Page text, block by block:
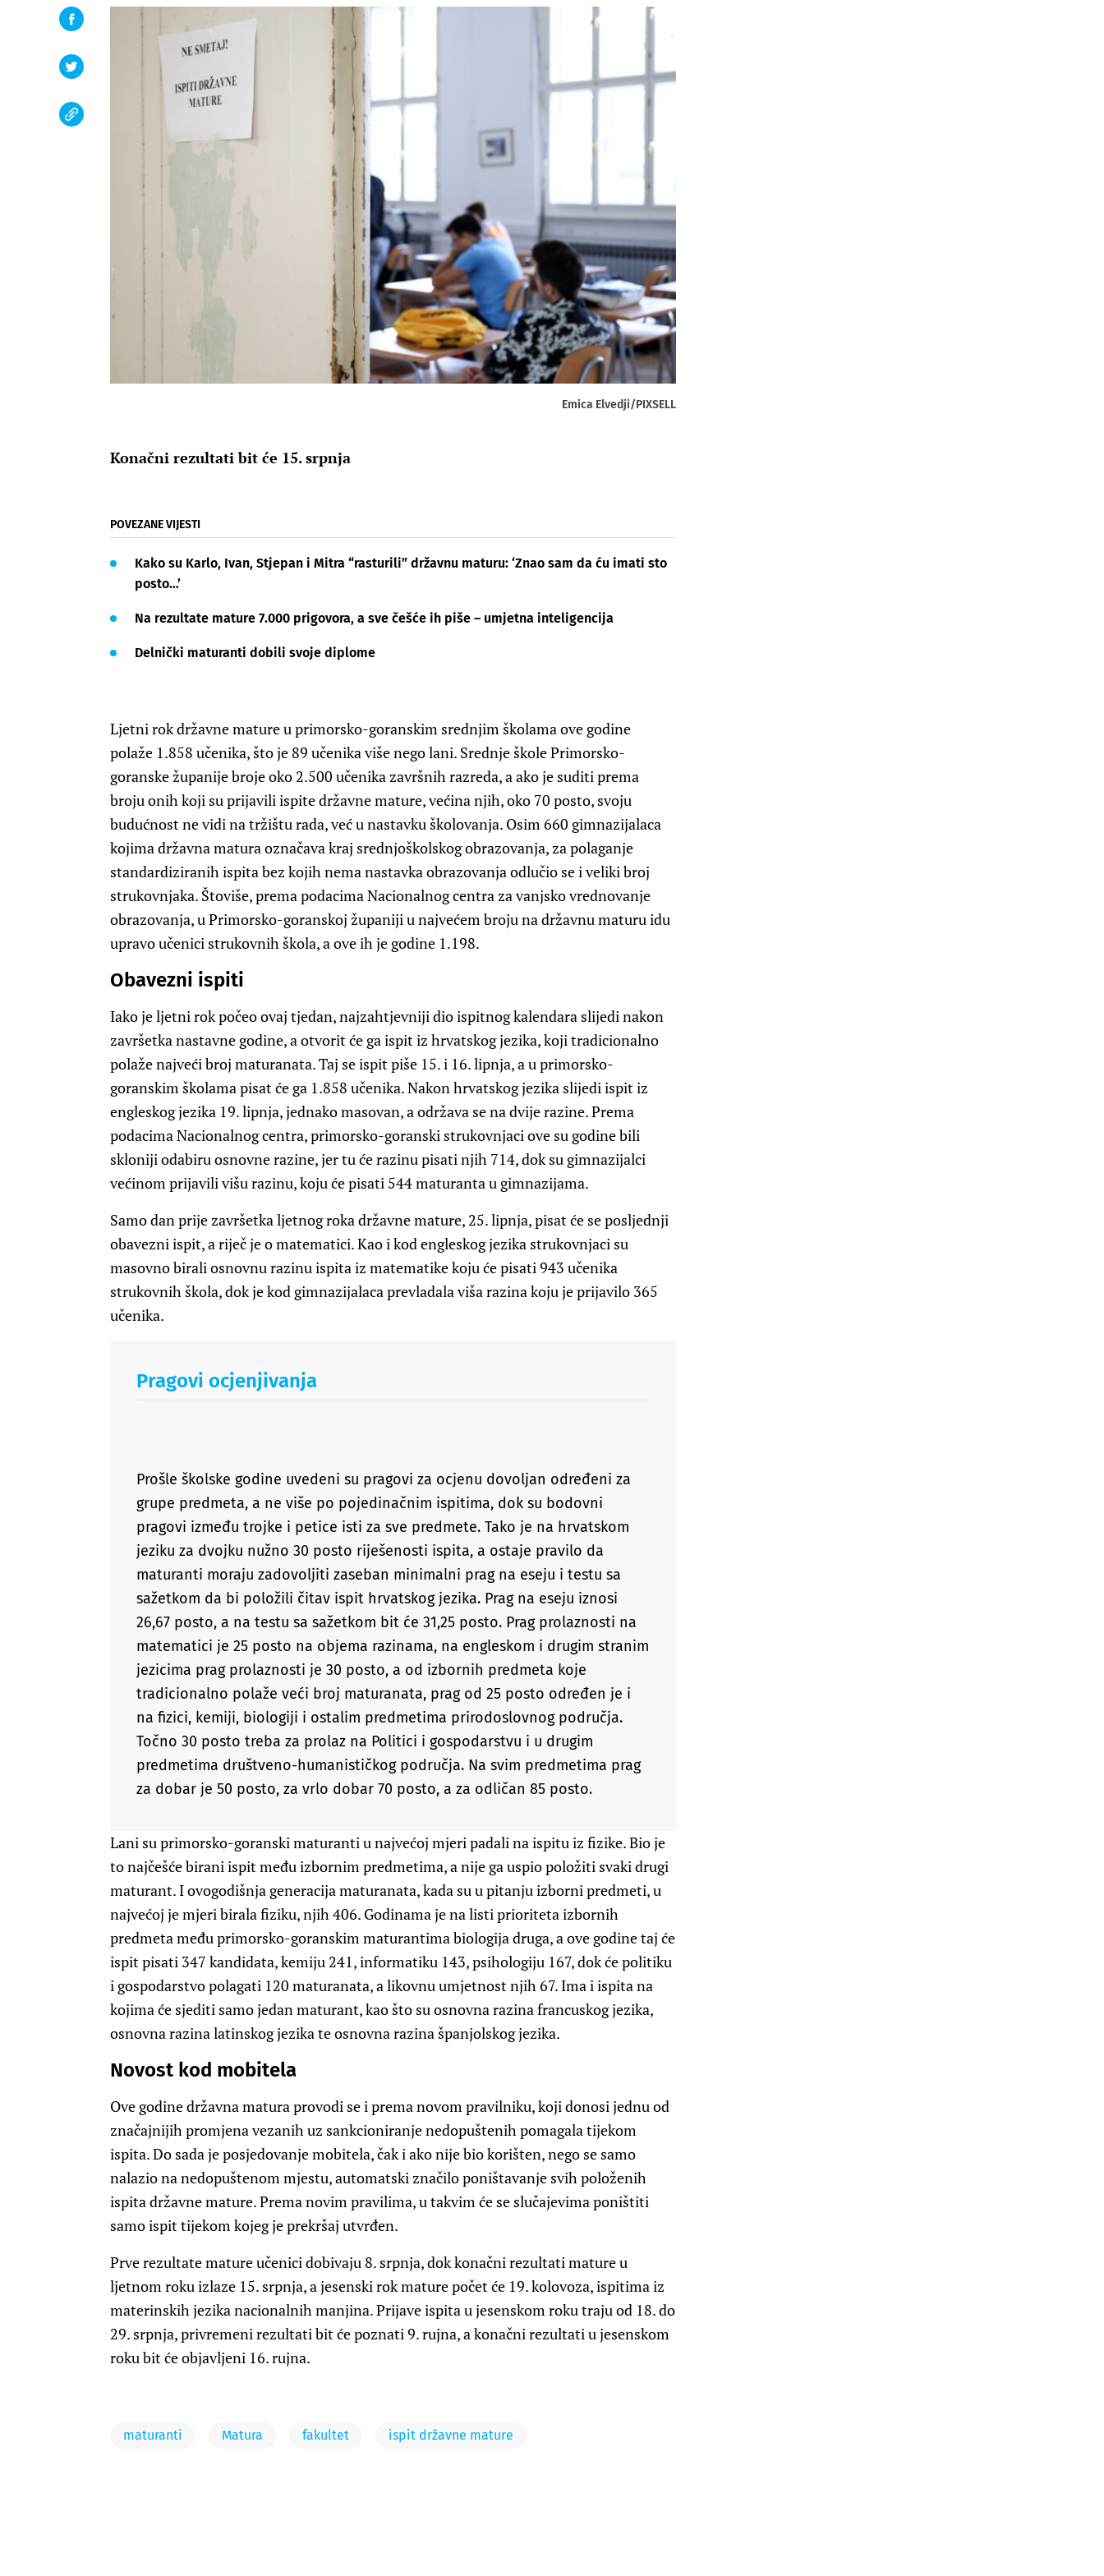
Emica Elvedji/PIXSELL
Konačni rezultati bit će 15. srpnja
POVEZANE VIJESTI
Kako su Karlo, Ivan, Stjepan i Mitra “rasturili” državnu maturu: ‘Znao sam da ću imati sto
posto…’
Na rezultate mature 7.000 prigovora, a sve češće ih piše – umjetna inteligencija
Delnički maturanti dobili svoje diplome
Ljetni rok državne mature u primorsko-goranskim srednjim školama ove godine
polaže 1.858 učenika, što je 89 učenika više nego lani. Srednje škole Primorsko-
goranske županije broje oko 2.500 učenika završnih razreda, a ako je suditi prema
broju onih koji su prijavili ispite državne mature, većina njih, oko 70 posto, svoju
budućnost ne vidi na tržištu rada, već u nastavku školovanja. Osim 660 gimnazijalaca
kojima državna matura označava kraj srednjoškolskog obrazovanja, za polaganje
standardiziranih ispita bez kojih nema nastavka obrazovanja odlučio se i veliki broj
strukovnjaka. Štoviše, prema podacima Nacionalnog centra za vanjsko vrednovanje
obrazovanja, u Primorsko-goranskoj županiji u najvećem broju na državnu maturu idu
upravo učenici strukovnih škola, a ove ih je godine 1.198.
Obavezni ispiti
Iako je ljetni rok počeo ovaj tjedan, najzahtjevniji dio ispitnog kalendara slijedi nakon
završetka nastavne godine, a otvorit će ga ispit iz hrvatskog jezika, koji tradicionalno
polaže najveći broj maturanata. Taj se ispit piše 15. i 16. lipnja, a u primorsko-
goranskim školama pisat će ga 1.858 učenika. Nakon hrvatskog jezika slijedi ispit iz
engleskog jezika 19. lipnja, jednako masovan, a održava se na dvije razine. Prema
podacima Nacionalnog centra, primorsko-goranski strukovnjaci ove su godine bili
skloniji odabiru osnovne razine, jer tu će razinu pisati njih 714, dok su gimnazijalci
većinom prijavili višu razinu, koju će pisati 544 maturanta u gimnazijama.
Samo dan prije završetka ljetnog roka državne mature, 25. lipnja, pisat će se posljednji
obavezni ispit, a riječ je o matematici. Kao i kod engleskog jezika strukovnjaci su
masovno birali osnovnu razinu ispita iz matematike koju će pisati 943 učenika
strukovnih škola, dok je kod gimnazijalaca prevladala viša razina koju je prijavilo 365
učenika.
Pragovi ocjenjivanja
Prošle školske godine uvedeni su pragovi za ocjenu dovoljan određeni za
grupe predmeta, a ne više po pojedinačnim ispitima, dok su bodovni
pragovi između trojke i petice isti za sve predmete. Tako je na hrvatskom
jeziku za dvojku nužno 30 posto riješenosti ispita, a ostaje pravilo da
maturanti moraju zadovoljiti zaseban minimalni prag na eseju i testu sa
sažetkom da bi položili čitav ispit hrvatskog jezika. Prag na eseju iznosi
26,67 posto, a na testu sa sažetkom bit će 31,25 posto. Prag prolaznosti na
matematici je 25 posto na objema razinama, na engleskom i drugim stranim
jezicima prag prolaznosti je 30 posto, a od izbornih predmeta koje
tradicionalno polaže veći broj maturanata, prag od 25 posto određen je i
na fizici, kemiji, biologiji i ostalim predmetima prirodoslovnog područja.
Točno 30 posto treba za prolaz na Politici i gospodarstvu i u drugim
predmetima društveno-humanističkog područja. Na svim predmetima prag
za dobar je 50 posto, za vrlo dobar 70 posto, a za odličan 85 posto.
Lani su primorsko-goranski maturanti u najvećoj mjeri padali na ispitu iz fizike. Bio je
to najčešće birani ispit među izbornim predmetima, a nije ga uspio položiti svaki drugi
maturant. I ovogodišnja generacija maturanata, kada su u pitanju izborni predmeti, u
najvećoj je mjeri birala fiziku, njih 406. Godinama je na listi prioriteta izbornih
predmeta među primorsko-goranskim maturantima biologija druga, a ove godine taj će
ispit pisati 347 kandidata, kemiju 241, informatiku 143, psihologiju 167, dok će politiku
i gospodarstvo polagati 120 maturanata, a likovnu umjetnost njih 67. Ima i ispita na
kojima će sjediti samo jedan maturant, kao što su osnovna razina francuskog jezika,
osnovna razina latinskog jezika te osnovna razina španjolskog jezika.
Novost kod mobitela
Ove godine državna matura provodi se i prema novom pravilniku, koji donosi jednu od
značajnijih promjena vezanih uz sankcioniranje nedopuštenih pomagala tijekom
ispita. Do sada je posjedovanje mobitela, čak i ako nije bio korišten, nego se samo
nalazio na nedopuštenom mjestu, automatski značilo poništavanje svih položenih
ispita državne mature. Prema novim pravilima, u takvim će se slučajevima poništiti
samo ispit tijekom kojeg je prekršaj utvrđen.
Prve rezultate mature učenici dobivaju 8. srpnja, dok konačni rezultati mature u
ljetnom roku izlaze 15. srpnja, a jesenski rok mature počet će 19. kolovoza, ispitima iz
materinskih jezika nacionalnih manjina. Prijave ispita u jesenskom roku traju od 18. do
29. srpnja, privremeni rezultati bit će poznati 9. rujna, a konačni rezultati u jesenskom
roku bit će objavljeni 16. rujna.
maturanti Matura fakultet ispit državne mature